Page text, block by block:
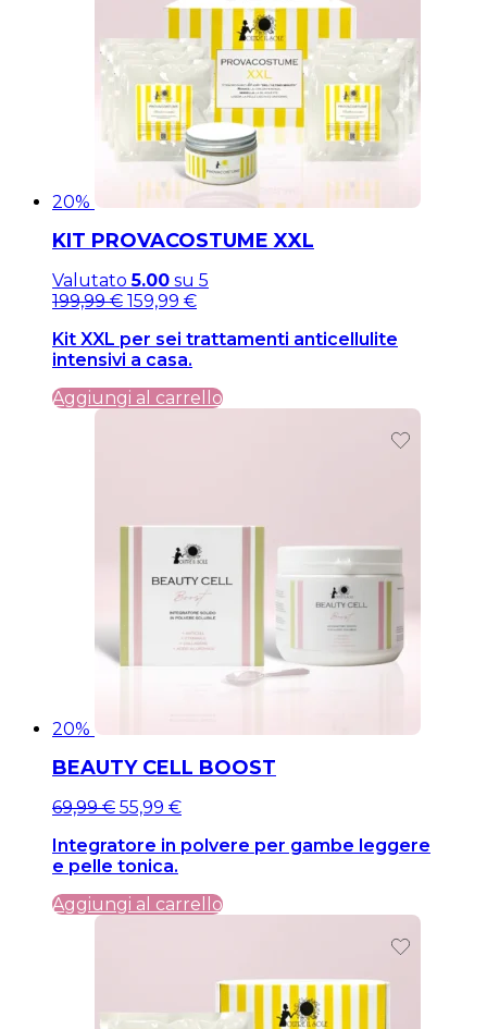
20%
KIT PROVACOSTUME XXL
Valutato5.00 su 5
Il
originale
era:
199,99 €.
199,99€Il
attuale
è:
199,99 €.
159,99 €
Kit XXL per sei trattamenti anticellulite
intensivi a casa.
Aggiungi al carrello
20%
BEAUTY CELL BOOST
Il
originale
era:
69,99 €.
69,99€Il
attuale
è:
69,99 €.
55,99 €
Integratore in polvere per gambe leggere
e pelle tonica.
Aggiungi al carrello